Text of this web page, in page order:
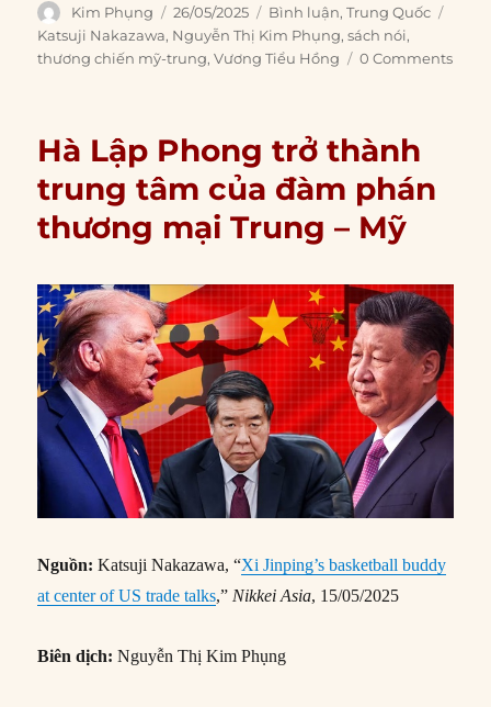
Author
Kim Phụng
Posted
on
26/05/2025 Categories
Bình luận,Trung Quốc
Katsuji Nakazawa, Nguyễn Thị Kim Phụng,sách nói,
thương chiến mỹ-trung,Vương Tiểu Hồng 0 Comments
Hà Lập Phong trở thành
trung tâm của đàm phán
thương mại Trung – Mỹ
Nguồn: Katsuji Nakazawa, “Xi Jinping’s basketball buddy
at center of US trade talks,” Nikkei Asia, 15/05/2025
Biên dịch: Nguyễn Thị Kim Phụng